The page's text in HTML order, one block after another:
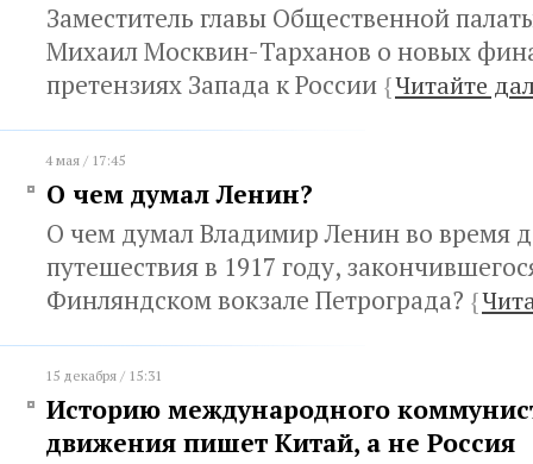
Заместитель главы Общественной
Михаил Москвин-Тарханов о новых
претензиях Запада к России {Читайте
4 мая / 17:45
О чем думал Ленин?
О чем думал Владимир Ленин во время
путешествия в 1917 году,
Финляндском вокзале Петрограда? {
15 декабря / 15:31
Историю международного
движения пишет Китай, а не Россия